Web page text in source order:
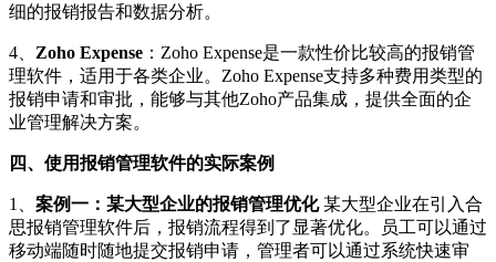
细的报销报告和数据分析。
4、 Zoho Expense ：Zoho Expense是一款性价比较高的报销管
理软件，适用于各类企业。Zoho Expense支持多种费用类型的
报销申请和审批，能够与其他Zoho产品集成，提供全面的企
业管理解决方案。
四、使用报销管理软件的实际案例
1、 案例一：某大型企业的报销管理优化某大型企业在引入合
思报销管理软件后，报销流程得到了显著优化。员工可以通过
移动端随时随地提交报销申请，管理者可以通过系统快速审